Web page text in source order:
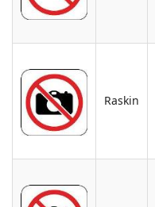
Raskin